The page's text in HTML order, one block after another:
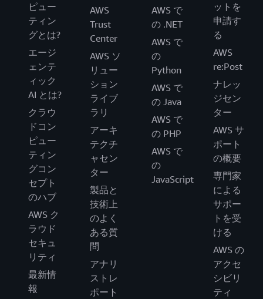
ピュー
ティン
グとは?
エージ
ェンテ
ィック
AI とは?
クラウ
ドコン
ピュー
ティン
グコン
セプト
のハブ
AWS ク
ラウド
セキュ
リティ
最新情
報
AWS
Trust
Center
AWS ソ
リュー
ション
ライブ
ラリ
アーキ
テクチ
ャセン
ター
製品と
技術上
のよく
ある質
問
アナリ
ストレ
ポート
AWS で
の .NET
AWS で
の
Python
AWS で
の Java
AWS で
の PHP
AWS で
の
JavaScript
ットを
申請す
る
AWS
re:Post
ナレッ
ジセン
ター
AWS サ
ポート
の概要
専門家
による
サポー
トを受
ける
AWS の
アクセ
シビリ
ティ